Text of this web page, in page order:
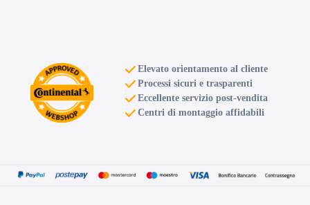
Elevato orientamento al cliente
Processi sicuri e trasparenti
Eccellente servizio post-vendita
Centri di montaggio affidabili